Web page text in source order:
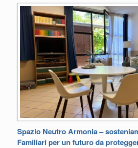
Spazio Neutro Armonia –
Familiari per un futuro da